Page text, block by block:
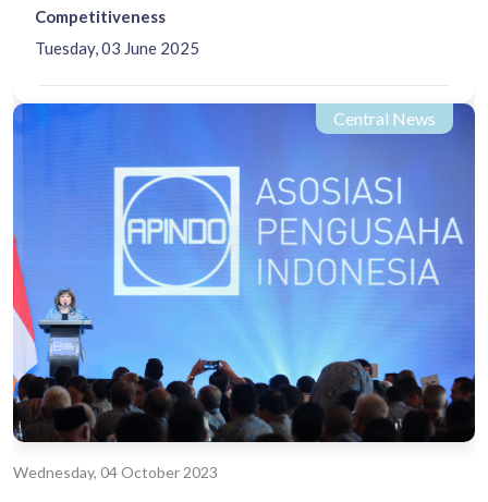
Tuesday, 03 June 2025
Competitiveness
Central News
Wednesday, 04 October 2023